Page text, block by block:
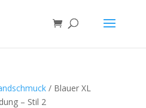
/ Blauer XL
– Stil 2